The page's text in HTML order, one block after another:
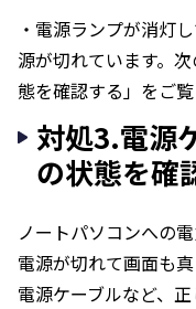
・電源ランプが消灯
源が切れています。
態を確認する」をご覧
対処3.電源
の状態を確
ノートパソコンへの
電源が切れて画面も
電源ケーブルなど、